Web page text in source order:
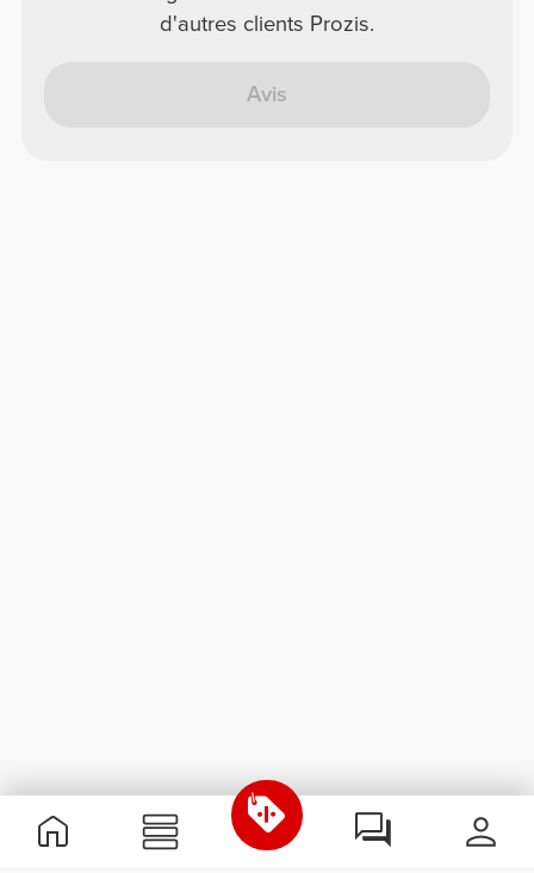
d'autres clients Prozis.
Avis